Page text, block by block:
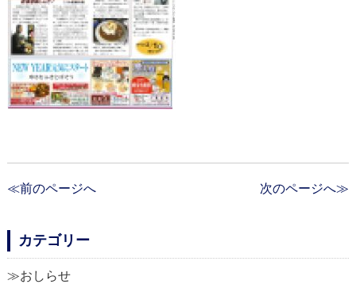
≪前のページへ 次のページへ≫
カテゴリー
おしらせ